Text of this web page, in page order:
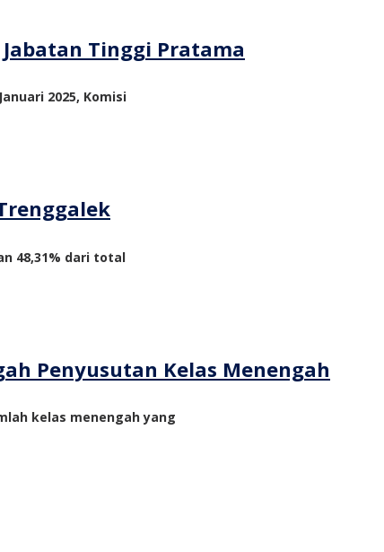
Tinggi Pratama
2025, Komisi
48,31% dari total
Penyusutan Kelas Menengah
kelas menengah yang